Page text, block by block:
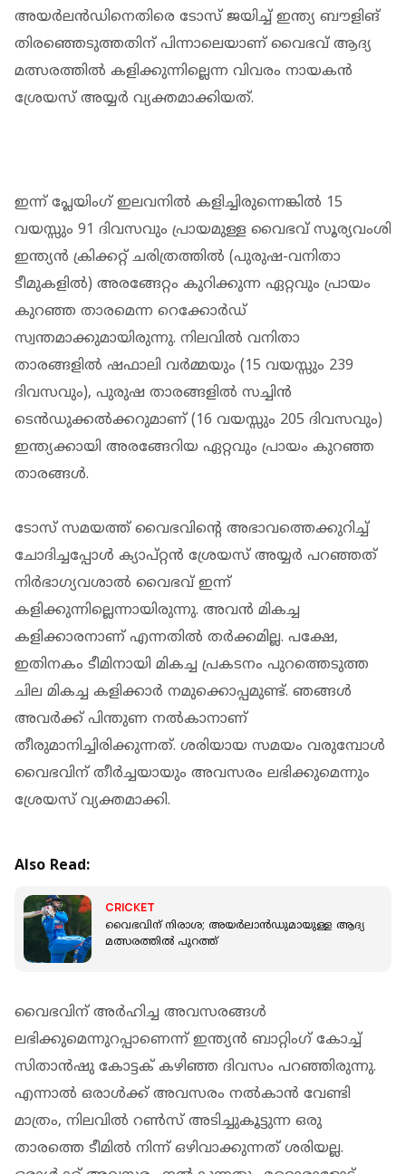
അയര്‍ലന്‍ഡിനെതിരെ ടോസ് ജയിച്ച് ഇന്ത്യ ബൗളിങ്
തിരഞ്ഞെടുത്തതിന് പിന്നാലെയാണ് വൈഭവ് ആദ്യ
മത്സരത്തിൽ കളിക്കുന്നില്ലെന്ന വിവരം നായകൻ
ശ്രേയസ് അയ്യർ വ്യക്തമാക്കിയത്.
ഇന്ന് പ്ലേയിംഗ് ഇലവനില്‍ കളിച്ചിരുന്നെങ്കില്‍ 15
വയസ്സും 91 ദിവസവും പ്രായമുള്ള വൈഭവ് സൂര്യവംശി
ഇന്ത്യൻ ക്രിക്കറ്റ് ചരിത്രത്തിൽ (പുരുഷ-വനിതാ
ടീമുകളിൽ) അരങ്ങേറ്റം കുറിക്കുന്ന ഏറ്റവും പ്രായം
കുറഞ്ഞ താരമെന്ന റെക്കോർഡ്
സ്വന്തമാക്കുമായിരുന്നു. നിലവിൽ വനിതാ
താരങ്ങളില്‍ ഷഫാലി വർമ്മയും (15 വയസ്സും 239
ദിവസവും), പുരുഷ താരങ്ങളില്‍ സച്ചിൻ
ടെൻഡുക്കൽക്കറുമാണ് (16 വയസ്സും 205 ദിവസവും)
ഇന്ത്യക്കായി അരങ്ങേറിയ ഏറ്റവും പ്രായം കുറഞ്ഞ
താരങ്ങള്‍.
ടോസ് സമയത്ത് വൈഭവിന്‍റെ അഭാവത്തെക്കുറിച്ച്
ചോദിച്ചപ്പോൾ ക്യാപ്റ്റൻ ശ്രേയസ് അയ്യർ പറഞ്ഞത്
നിർഭാഗ്യവശാൽ വൈഭവ് ഇന്ന്
കളിക്കുന്നില്ലെന്നായിരുന്നു. അവൻ മികച്ച
കളിക്കാരനാണ് എന്നതിൽ തർക്കമില്ല. പക്ഷേ,
ഇതിനകം ടീമിനായി മികച്ച പ്രകടനം പുറത്തെടുത്ത
ചില മികച്ച കളിക്കാർ നമുക്കൊപ്പമുണ്ട്. ഞങ്ങൾ
അവർക്ക് പിന്തുണ നൽകാനാണ്
തീരുമാനിച്ചിരിക്കുന്നത്. ശരിയായ സമയം വരുമ്പോൾ
വൈഭവിന് തീർച്ചയായും അവസരം ലഭിക്കുമെന്നും
ശ്രേയസ് വ്യക്തമാക്കി.
Also Read:
CRICKET
വൈഭവിന് നിരാശ; അയർലാൻഡുമായുള്ള ആദ്യ
മത്സരത്തിൽ പുറത്ത്
വൈഭവിന് അർഹിച്ച അവസരങ്ങൾ
ലഭിക്കുമെന്നുറപ്പാണെന്ന് ഇന്ത്യൻ ബാറ്റിംഗ് കോച്ച്
സിതാൻഷു കോട്ടക് കഴിഞ്ഞ ദിവസം പറഞ്ഞിരുന്നു.
എന്നാൽ ഒരാൾക്ക് അവസരം നൽകാൻ വേണ്ടി
മാത്രം, നിലവിൽ റൺസ് അടിച്ചുകൂട്ടുന്ന ഒരു
താരത്തെ ടീമിൽ നിന്ന് ഒഴിവാക്കുന്നത് ശരിയല്ല.